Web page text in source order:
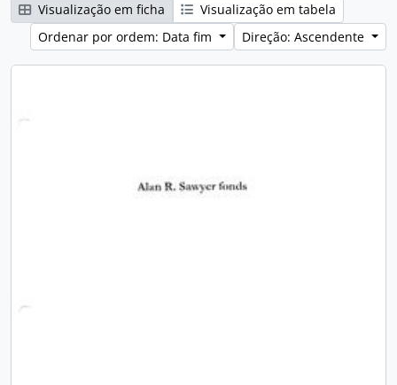
Visualização em ficha
Visualização em tabela
Ordenar por ordem: Data fim
Direção: Ascendente